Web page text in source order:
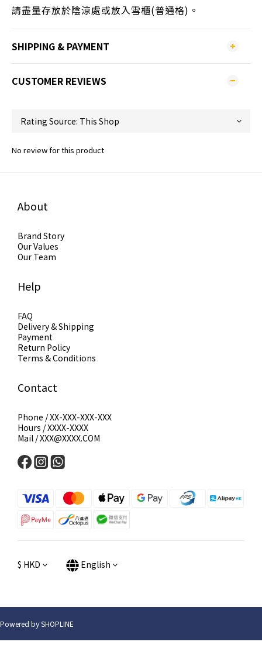
請盡量存放於陰涼處或放入雪櫃(普通格)。
SHIPPING & PAYMENT
CUSTOMER REVIEWS
No review for this product
About
Brand Story
Our Values
Our Team
Help
FAQ
Delivery & Shipping
Payment
Return Policy
Terms & Conditions
Contact
Phone / XX-XXX-XXX-XXX
Hours / XXXX-XXXX
Mail / XXX@XXXX.COM
$ HKD English
Powered by SHOPLINE